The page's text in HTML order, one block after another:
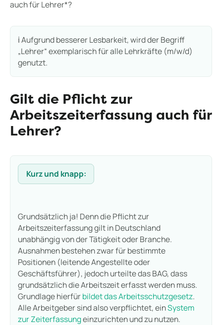
auch für Lehrer*?
ℹ️ Aufgrund besserer Lesbarkeit, wird der Begriff
„Lehrer“ exemplarisch für alle Lehrkräfte (m/w/d)
genutzt.
Gilt die Pflicht zur
Arbeitszeiterfassung auch für
Lehrer?
Kurz und knapp:
Grundsätzlich ja! Denn die Pflicht zur
Arbeitszeiterfassung gilt in Deutschland
unabhängig von der Tätigkeit oder Branche.
Ausnahmen bestehen zwar für bestimmte
Positionen (leitende Angestellte oder
Geschäftsführer), jedoch urteilte das BAG, dass
grundsätzlich die Arbeitszeit erfasst werden muss.
Grundlage hierfürbildet das Arbeitsschutzgesetz.
Alle Arbeitgeber sind also verpflichtet, einSystem
zur Zeiterfassungeinzurichten und zu nutzen.